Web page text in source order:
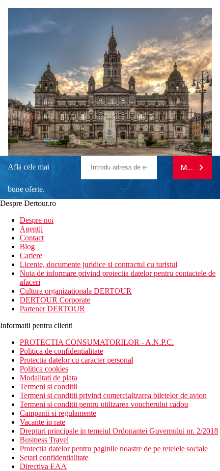
Afla cele mai
bune oferte.
newsletter!
MA
Despre Dertour.ro
Despre noi
Agentii
Contact
Blog
Cariere
Licente, documente juridice si contractul cu turistul
Nota de informare privind protectia datelor pentru contactele de
afaceri
Cultura organizationala DERTOUR
DERTOUR Corporate
Partener DERTOUR
Informatii pentru clienti
PROTECTIA CONSUMATORILOR - A.N.P.C.
Politica de confidentialitate
Protectia datelor cu caracter personal
Politica cookies
Modalitati de plata
Termeni si conditii
Termeni si conditii privind comercializarea biletelor de avion
Termeni si conditii pentru utilizarea voucherului cadou
Campanii si regulamente
Vacante in rate
Drepturi principale in temeiul Ordonantei Guvernului nr. 2/2018
Business Travel
Protectia datelor pentru paginile noastre de pe retelele sociale
Setari confidentialitate
Directiva EAA